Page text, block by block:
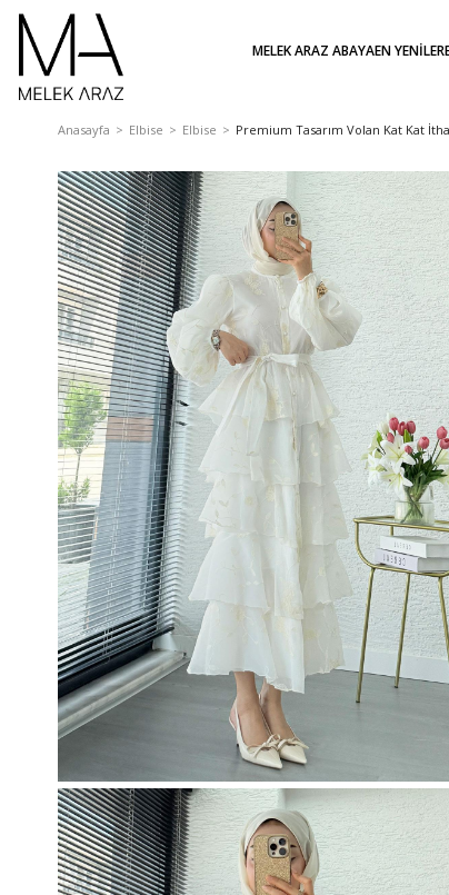
MELEK ARAZ ABAYAEN YENİLER
Anasayfa Elbise Elbise Premium Tasarım Volan Kat Kat